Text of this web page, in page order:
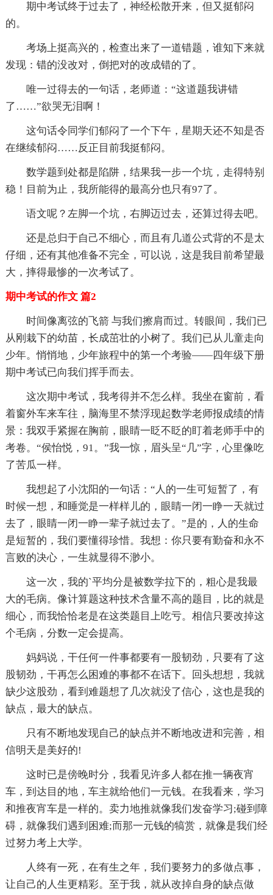
期中考试终于过去了，神经松散开来，但又挺郁闷
的。
考场上挺高兴的，检查出来了一道错题，谁知下来就
发现：错的没改对，倒把对的改成错的了。
唯一过得去的一句话，老师道：“这道题我讲错
了……”欲哭无泪啊！
这句话令同学们郁闷了一个下午，星期天还不知是否
在继续郁闷……反正目前我挺郁闷。
数学题到处都是陷阱，结果我一步一个坑，走得特别
稳！目前为止，我所能得的最高分也只有97了。
语文呢？左脚一个坑，右脚迈过去，还算过得去吧。
还是总归于自己不细心，而且有几道公式背的不是太
仔细，还有其他准备不完全，可以说，这是我目前希望最
大，摔得最惨的一次考试了。
期中考试的作文 篇2
时间像离弦的飞箭 与我们擦肩而过。转眼间，我们已
从刚栽下的幼苗，长成茁壮的小树了。我们已从儿童走向
少年。悄悄地，少年旅程中的第一个考验——四年级下册
期中考试已向我们挥手而去。
这次期中考试，我考得并不怎么样。我坐在窗前，看
着窗外车来车往，脑海里不禁浮现起数学老师报成绩的情
景：我双手紧握在胸前，眼睛一眨不眨的盯着老师手中的
考卷。“侯怡悦，91。”我一惊，眉头呈“几”字，心里像吃
了苦瓜一样。
我想起了小沈阳的一句话：“人的一生可短暂了，有
时候一想，和睡觉是一样样儿的，眼睛一闭一睁一天就过
去了，眼睛一闭一睁一辈子就过去了。”是的，人的生命
是短暂的，我们要懂得珍惜。我想：你只要有勤奋和永不
言败的决心，一生就显得不渺小。
这一次，我的`平均分是被数学拉下的，粗心是我最
大的毛病。像计算题这种技术含量不高的题目，比的就是
细心，而我恰恰老是在这类题目上吃亏。相信只要改掉这
个毛病，分数一定会提高。
妈妈说，干任何一件事都要有一股韧劲，只要有了这
股韧劲，干再怎么困难的事都不在话下。回头想想，我就
缺少这股劲，看到难题想了几次就没了信心，这也是我的
缺点，最大的缺点。
只有不断地发现自己的缺点并不断地改进和完善，相
信明天是美好的!
这时已是傍晚时分，我看见许多人都在推一辆夜宵
车，到达目的地，车主就给他们一元钱。在我看来，学习
和推夜宵车是一样的。卖力地推就像我们发奋学习;碰到障
碍，就像我们遇到困难;而那一元钱的犒赏，就像是我们经
过努力考上大学。
人终有一死，在有生之年，我们要努力的多做点事，
让自己的人生更精彩。至于我，就从改掉自身的缺点做